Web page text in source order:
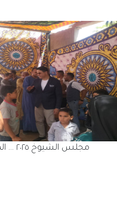
مجلس الشيوخ ٢٠٢٥